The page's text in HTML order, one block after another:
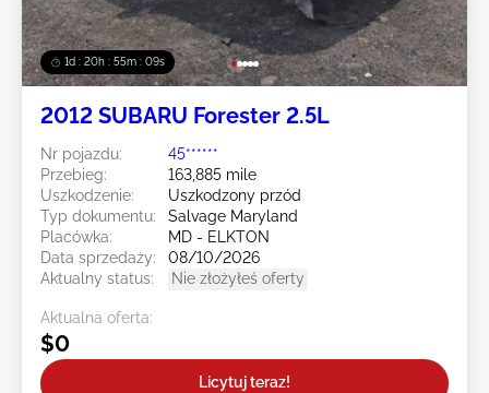
1d : 20h : 55m : 07s
2012 SUBARU Forester 2.5L
Nr pojazdu:
45******
Przebieg:
163,885 mile
Uszkodzenie:
Uszkodzony przód
Typ dokumentu:
Salvage Maryland
Placówka:
MD - ELKTON
Data sprzedaży:
08/10/2026
Aktualny status:
Nie złożyłeś oferty
Aktualna oferta:
$0
Licytuj teraz!